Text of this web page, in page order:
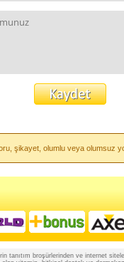
şikayet, olumlu veya olumsuz
tanıtım broşürlerinden ve internet